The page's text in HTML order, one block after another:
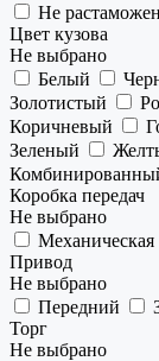
Не растаможен
Цвет кузова
Не выбрано
Белый
Золотистый
Коричневый
Зеленый
Коробка передач
Не выбрано
Механическая
Привод
Не выбрано
Передний
Торг
Не выбрано